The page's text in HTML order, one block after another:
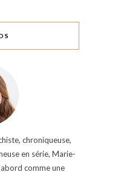
chroniqueuse,
en série, Marie-
comme une